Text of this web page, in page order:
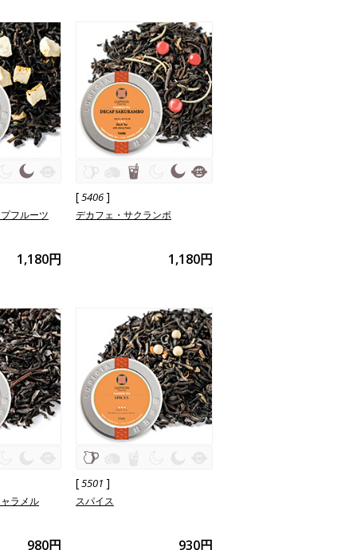
フルーツ
1,180円
[5406]
デカフェ・サクランボ
1,180円
ラメル
980円
[5501 ]
スパイス
930円